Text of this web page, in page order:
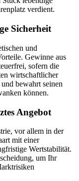
verdient.
Sicherheit
und
Gewinne aus
sofern die
wirtschaftlicher
und bewahrt seinen
können.
Angebot
vor allem in der
mit einer
Wertstabilität.
um Ihr